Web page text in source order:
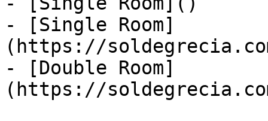
- [Single Room]
(https://
- [Double Room]
(https://